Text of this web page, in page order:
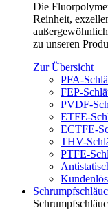
Die
Reinheit,
zu unseren
Zur Übersicht
PFA-
FEP-
PVDF-
ETFE-
ECTFE-
THV-
PTFE-